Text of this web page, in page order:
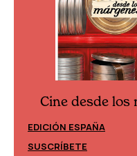
Cine desde los
EDICIÓN ESPAÑA
SUSCRÍBETE